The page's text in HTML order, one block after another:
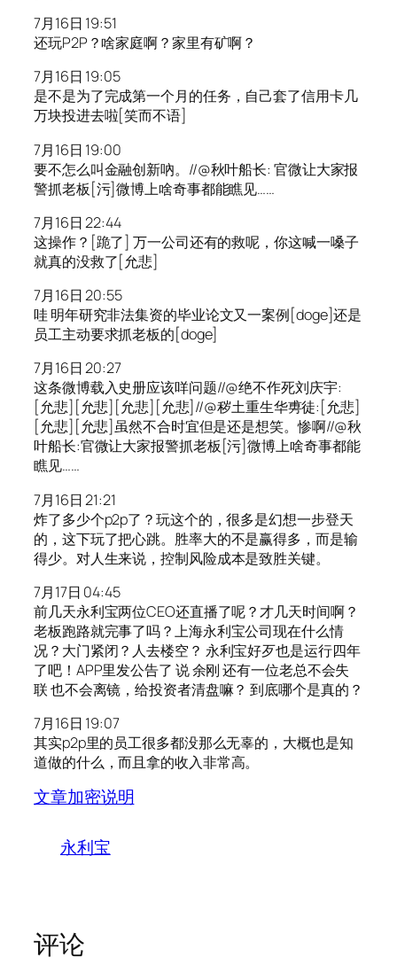
7月16日 19:51
还玩P2P？啥家庭啊？家里有矿啊？
7月16日 19:05
是不是为了完成第一个月的任务，自己套了信用卡几
万块投进去啦[笑而不语]
7月16日 19:00
要不怎么叫金融创新吶。//@秋叶船长: 官微让大家报
警抓老板[污]微博上啥奇事都能瞧见……
7月16日 22:44
这操作？[跪了] 万一公司还有的救呢，你这喊一嗓子
就真的没救了[允悲]
7月16日 20:55
哇 明年研究非法集资的毕业论文又一案例[doge]还是
员工主动要求抓老板的[doge]
7月16日 20:27
这条微博载入史册应该咩问题//@绝不作死刘庆宇:
[允悲][允悲][允悲][允悲]//@秽土重生华旉徒:[允悲]
[允悲][允悲]虽然不合时宜但是还是想笑。惨啊//@秋
叶船长:官微让大家报警抓老板[污]微博上啥奇事都能
瞧见……
7月16日 21:21
炸了多少个p2p了？玩这个的，很多是幻想一步登天
的，这下玩了把心跳。胜率大的不是赢得多，而是输
得少。对人生来说，控制风险成本是致胜关键。
7月17日 04:45
前几天永利宝两位CEO还直播了呢？才几天时间啊？
老板跑路就完事了吗？上海永利宝公司现在什么情
况？大门紧闭？人去楼空？ 永利宝好歹也是运行四年
了吧！APP里发公告了 说 余刚 还有一位老总不会失
联 也不会离镜，给投资者清盘嘛？ 到底哪个是真的？
7月16日 19:07
其实p2p里的员工很多都没那么无辜的，大概也是知
道做的什么，而且拿的收入非常高。
文章加密说明
永利宝
评论